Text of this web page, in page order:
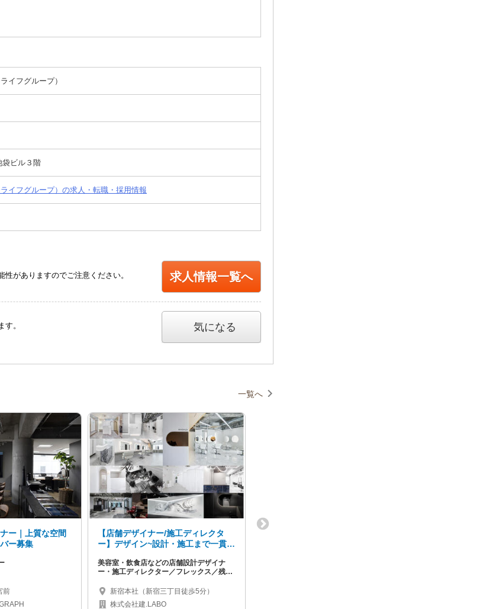
イフグループ）
ビル３階
イフグループ）の求人・転職・採用情報
がありますのでご注意ください。 求人情報一覧へ
。 気になる
一覧へ
ー｜上質な空間
ー募集
前
【店舗デザイナー/施工ディレクタ
ー】デザイン~設計・施工まで一貫し
る新規事業にチャレンジしたい方お
待ちしています
美容室・飲食店などの店舗設計デザイナ
ー・施工ディレクター／フレックス／残業
新宿本社（新宿三丁目徒歩5分）
株式会社建.LABO